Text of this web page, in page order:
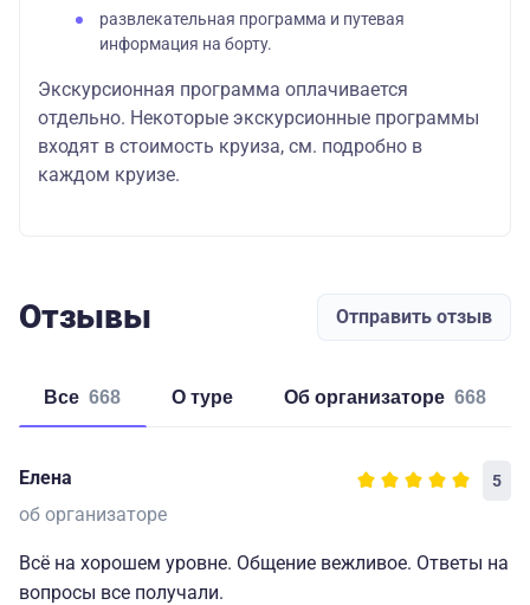
развлекательная программа и путевая
информация на борту.
Экскурсионная программа оплачивается
отдельно. Некоторые экскурсионные программы
входят в стоимость круиза, см. подробно в
каждом круизе.
Отзывы Отправить отзыв
Все 668 о туре об организаторе 668
Елена 5
об организаторе
Всё на хорошем уровне. Общение вежливое. Ответы на
вопросы все получали.